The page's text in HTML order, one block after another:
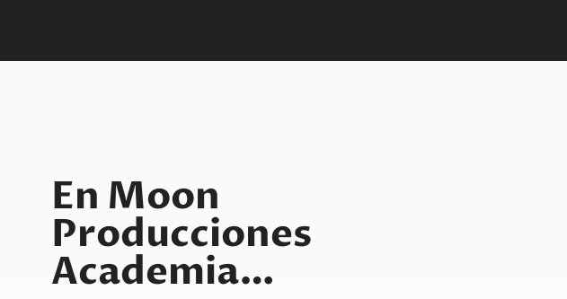
En Moon
Producciones
Academia…